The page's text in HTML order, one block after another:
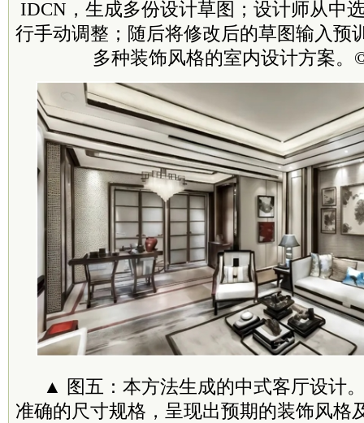
IDCN，生成多份设计草图；设计师从中
行手动调整；随后将修改后的草图输入预
多种装饰风格的室内设计方案。
▲ 图五：本方法生成的中式客厅设计
准确的尺寸规格，呈现出预期的装饰风格